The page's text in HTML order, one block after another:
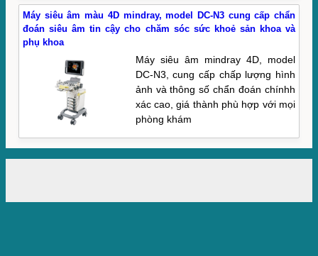
Máy siêu âm màu 4D mindray, model DC-N3 cung cấp chẩn
đoán siêu âm tin cậy cho chăm sóc sức khoẻ sản khoa và
phụ khoa
Máy siêu âm mindray 4D, model
DC-N3, cung cấp chấp lượng hình
ảnh và thông số chẩn đoán chínhh
xác cao, giá thành phù hợp với mọi
phòng khám